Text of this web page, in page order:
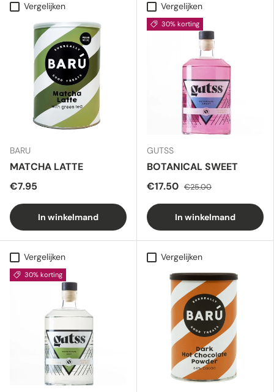
Vergelijken
BARU
MATCHA LATTE
€7.95
In winkelmand
Vergelijken
30% korting
GUTSS
BOTANICAL SWEET
€17.50 €25.00
In winkelmand
Vergelijken
30% korting
Vergelijken